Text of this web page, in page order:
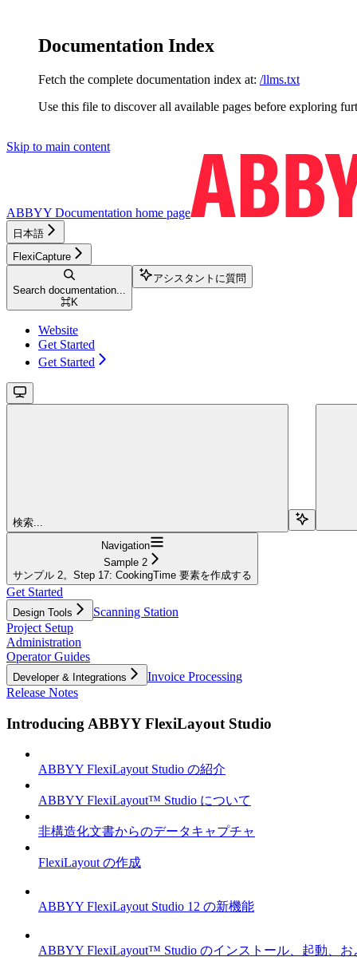
Documentation Index
Fetch the complete documentation index at: /llms.txt
Use this file to discover all available pages before exploring
Skip to main content
ABBYY Documentation home page
日本語
FlexiCapture
Search documentation...
⌘K
アシスタントに質問
Website
Get Started
Get Started
検索...
Navigation
Sample 2
サンプル 2。Step 17: CookingTime 要素を作成する
Get Started
Design Tools
Scanning Station
Project Setup
Administration
Operator Guides
Developer & Integrations
Invoice Processing
Release Notes
Introducing ABBYY FlexiLayout Studio
ABBYY FlexiLayout Studio の紹介
ABBYY FlexiLayout™ Studio について
非構造化文書からのデータキャプチャ
FlexiLayout の作成
ABBYY FlexiLayout Studio 12 の新機能
ABBYY FlexiLayout™ Studio のインストール、起動、お